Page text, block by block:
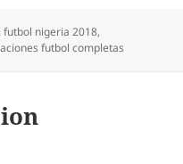
futbol nigeria 2018,
futbol completas